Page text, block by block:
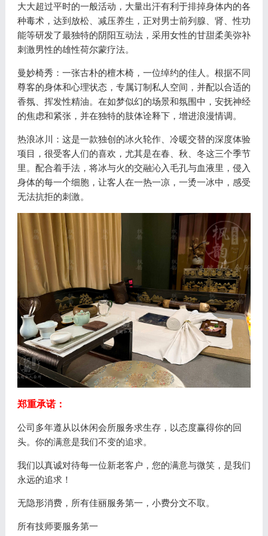
大大超过平时的一般活动，大量出汗有利于排掉身体内的各
种毒术，达到放松、减压养生，正对男士前列腺、肾、性功
能等研发了最独特的阴阳互动法，采用女性的甘甜柔美弥补
刺激男性的雄性荷尔蒙疗法。
曼妙椅秀：一张古朴的檀木椅，一位绰约的佳人。根据不同
尊客的身体和心理状态，专属订制私人空间，并配以合适的
香氛、挥发性精油。在如梦似幻的场景和氛围中，安抚神经
的焦虑和紧张，并在独特的肢体诠释下，增进浪漫情调。
热浪冰川：这是一款独创的冰火轮作、冷暖交替的深度体验
项目，很受客人们的喜欢，尤其是在春、秋、冬这三个季节
里。配合着手法，将冰与火的交融沁入毛孔与血液里，侵入
身体的每一个细胞，让客人在一热一凉，一烫一冰中，感受
无法抗拒的刺激。
郑重承诺：
公司多年遵从以休闲会所服务求生存，以态度赢得你的回
头。你的满意是我们不变的追求。
我们以真诚对待每一位新老客户，您的满意与微笑，是我们
永远的追求！
无隐形消费，所有佳丽服务第一，小费分文不取。
所有技师要服务第一